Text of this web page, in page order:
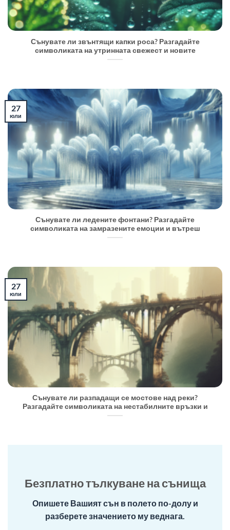
Сънувате ли звънтящи капки роса? Разгадайте
символиката на утринната свежест и новите
Сънувате ли ледените фонтани? Разгадайте
символиката на замразените емоции и вътреш
27
юли
Сънувате ли разпадащи се мостове над реки?
Разгадайте символиката на нестабилните връзки и
27
юли
Безплатно тълкуване на сънища
Опишете Вашият сън в полето по-долу и
разберете значението му веднага.